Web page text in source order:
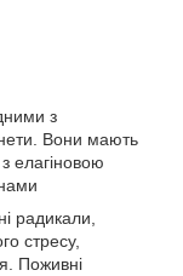
з
Вони мають
елагіновою
радикали,
стресу,
Поживні